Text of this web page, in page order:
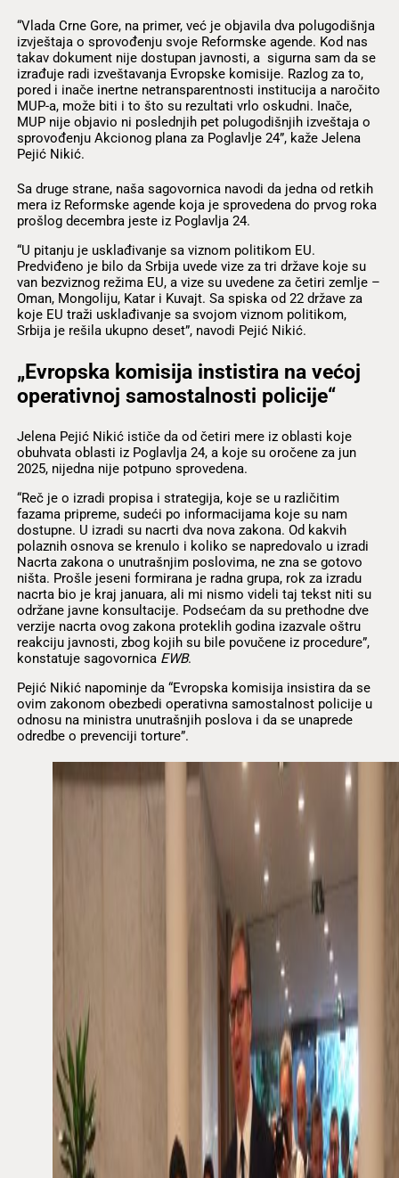
“Vlada Crne Gore, na primer, već je objavila dva polugodišnja
izvještaja o sprovođenju svoje Reformske agende. Kod nas
takav dokument nije dostupan javnosti, a sigurna sam da se
izrađuje radi izveštavanja Evropske komisije. Razlog za to,
pored i inače inertne netransparentnosti institucija a naročito
MUP-a, može biti i to što su rezultati vrlo oskudni. Inače,
MUP nije objavio ni poslednjih pet polugodišnjih izveštaja o
sprovođenju Akcionog plana za Poglavlje 24”, kaže Jelena
Pejić Nikić.
Sa druge strane, naša sagovornica navodi da jedna od retkih
mera iz Reformske agende koja je sprovedena do prvog roka
prošlog decembra jeste iz Poglavlja 24.
“U pitanju je usklađivanje sa viznom politikom EU.
Predviđeno je bilo da Srbija uvede vize za tri države koje su
van bezviznog režima EU, a vize su uvedene za četiri zemlje –
Oman, Mongoliju, Katar i Kuvajt. Sa spiska od 22 države za
koje EU traži usklađivanje sa svojom viznom politikom,
Srbija je rešila ukupno deset”, navodi Pejić Nikić.
„Evropska komisija instistira na većoj
operativnoj samostalnosti policije“
Jelena Pejić Nikić ističe da od četiri mere iz oblasti koje
obuhvata oblasti iz Poglavlja 24, a koje su oročene za jun
2025, nijedna nije potpuno sprovedena.
“Reč je o izradi propisa i strategija, koje se u različitim
fazama pripreme, sudeći po informacijama koje su nam
dostupne. U izradi su nacrti dva nova zakona. Od kakvih
polaznih osnova se krenulo i koliko se napredovalo u izradi
Nacrta zakona o unutrašnjim poslovima, ne zna se gotovo
ništa. Prošle jeseni formirana je radna grupa, rok za izradu
nacrta bio je kraj januara, ali mi nismo videli taj tekst niti su
održane javne konsultacije. Podsećam da su prethodne dve
verzije nacrta ovog zakona proteklih godina izazvale oštru
reakciju javnosti, zbog kojih su bile povučene iz procedure”,
konstatuje sagovornica EWB.
Pejić Nikić napominje da “Evropska komisija insistira da se
ovim zakonom obezbedi operativna samostalnost policije u
odnosu na ministra unutrašnjih poslova i da se unaprede
odredbe o prevenciji torture”.